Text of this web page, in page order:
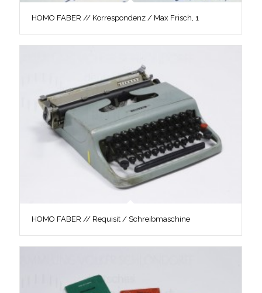
HOMO FABER // Korrespondenz / Max Frisch, 1
HOMO FABER // Requisit / Schreibmaschine